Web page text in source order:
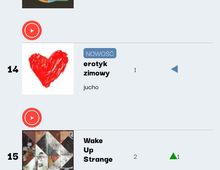
14
NOWOŚĆ
erotyk
zimowy
jucho
1
15
Wake
Up
Strange 2 1